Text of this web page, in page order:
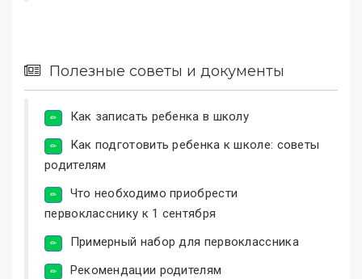
Полезные советы и документы
Как записать ребенка в школу
Как подготовить ребенка к школе: советы
родителям
Что необходимо приобрести
первокласснику к 1 сентября
Примерный набор для первоклассника
Рекомендации родителям